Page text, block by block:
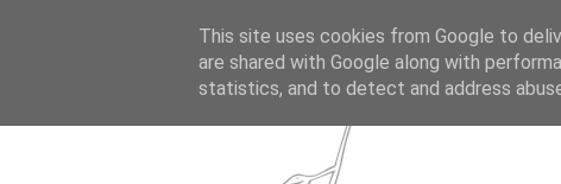
This site uses cookies from Google to
are shared with Google along with
statistics, and to detect and address